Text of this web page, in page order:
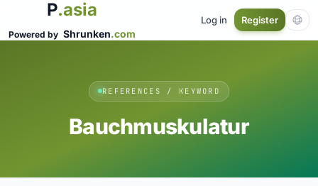
P.asia
Powered by Shrunken.com
Log in Register
REFERENCES / KEYWORD
Bauchmuskulatur